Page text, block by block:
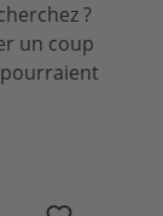
?
un coup